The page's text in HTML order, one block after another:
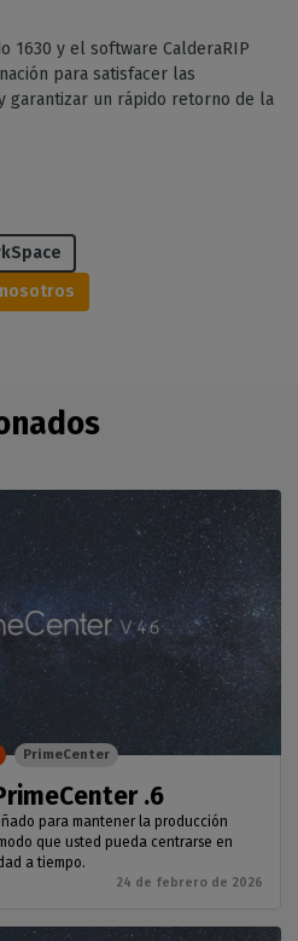
1630 y el software CalderaRIP
para satisfacer las
garantizar un rápido retorno de la
.6
para mantener la producción
que usted pueda centrarse en
a tiempo.
24 de febrero de 2026
PrimeCenter